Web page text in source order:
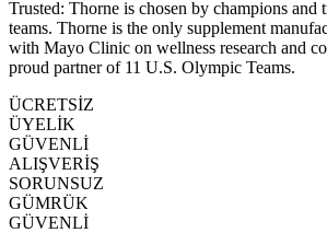
Trusted: Thorne is chosen by champions and
teams. Thorne is the only supplement
with Mayo Clinic on wellness research and
proud partner of 11 U.S. Olympic Teams.
ÜCRETSİZ
ÜYELİK
GÜVENLİ
ALIŞVERİŞ
SORUNSUZ
GÜMRÜK
GÜVENLİ